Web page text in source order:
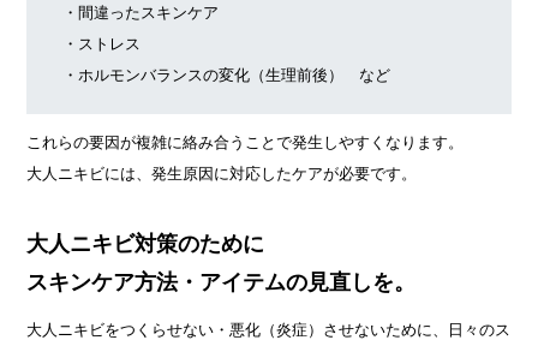
・間違ったスキンケア
・ストレス
・ホルモンバランスの変化（生理前後） など
これらの要因が複雑に絡み合うことで発生しやすくなります。
大人ニキビには、発生原因に対応したケアが必要です。
大人ニキビ対策のために
スキンケア方法・アイテムの見直しを。
大人ニキビをつくらせない・悪化（炎症）させないために、日々のス